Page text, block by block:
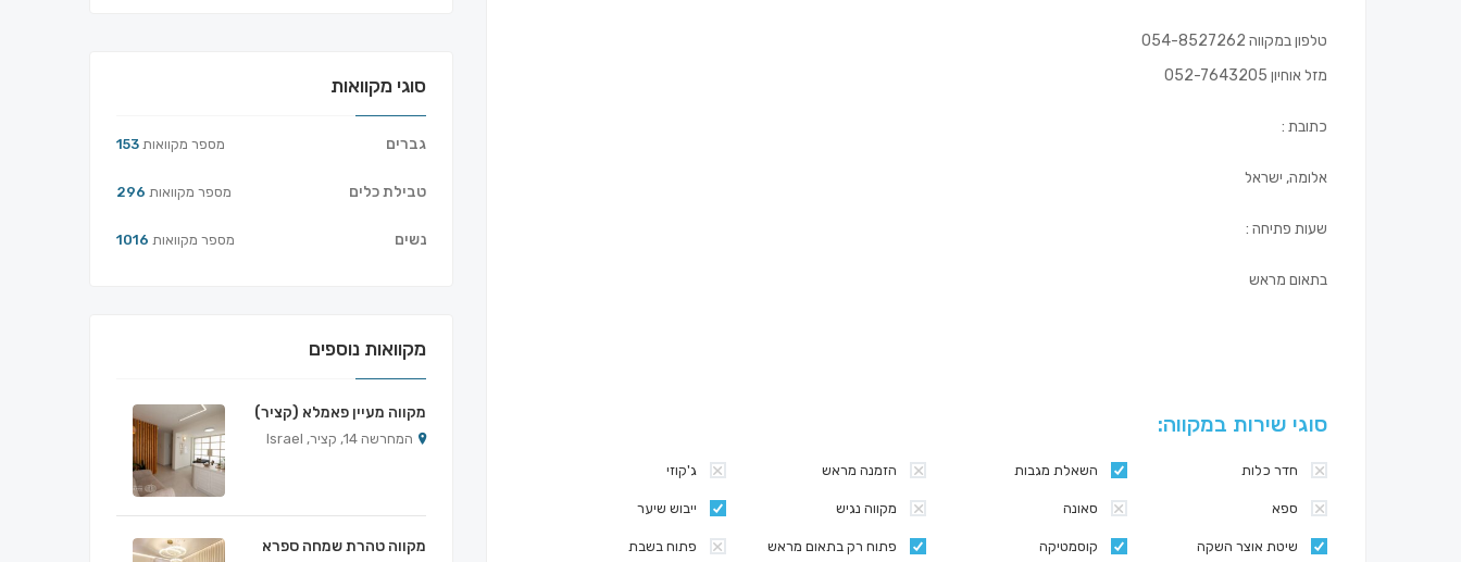
טלפון במקווה 054-8527262
מזל אוחיון 052-7643205
כתובת :
אלומה, ישראל
שעות פתיחה :
בתאום מראש
סוגי שירות במקווה:
ג'קוזי הזמנה מראש השאלת מגבות חדר כלות
ייבוש שיער מקווה נגיש סאונה ספא
פתוח בשבת פתוח רק בתאום מראש קוסמטיקה שיטת אוצר השקה
סוגי מקוואות
גברים 153 מספר מקוואות
טבילת כלים 296 מספר מקוואות
נשים 1016 מספר מקוואות
מקוואות נוספים
מקווה מעיין פאמלא (קציר)
המחרשה 14, קציר, Israel
מקווה טהרת שמחה ספרא